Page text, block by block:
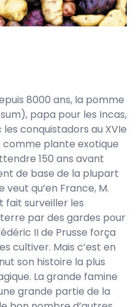
8000 ans, la pomme
papa pour les Incas,
conquistadors au XVIe
comme plante exotique
150 ans avant
de base de la plupart
veut qu’en France, M.
fait surveiller les
par des gardes pour
II de Prusse força
cultiver. Mais c’est en
son histoire la plus
La grande famine
grande partie de la